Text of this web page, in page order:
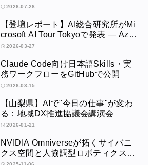
2026-07-28
【登壇レポート】AI総合研究所がMi
crosoft AI Tour Tokyoで発表 ― Azur
e OpenAI × Fabric × TeamsによるAI
2026-03-27
Claude Code向け日本語Skills・実
務ワークフローをGitHubで公開
2026-03-15
【山梨県】AIで"今日の仕事"が変わ
る：地域DX推進協議会講演会
2026-01-21
NVIDIA Omniverseが拓くサイバニ
クス空間と人協調型ロボティクスの
未来：筑波大学サイバニクス研究セ